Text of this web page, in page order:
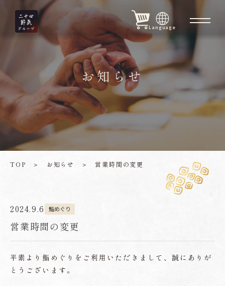
Language
お知らせ
TOP ＞ お知らせ ＞営業時間の変更
2024.9.6 鮨めぐり
営業時間の変更
平素より鮨めぐりをご利用いただきまして、誠にありが
とうございます。